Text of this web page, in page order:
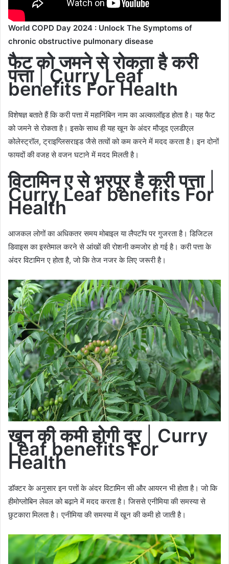
World COPD Day 2024 : Unlock The Symptoms of
chronic obstructive pulmonary disease
फैट को जमने से रोकता है करी
पत्ता|Curry Leaf
benefits For Health
विशेषज्ञ बताते हैं कि करी पत्ता में महानिंबिन नाम का अल्कालॉइड होता है। यह फैट
को जमने से रोकता है। इसके साथ ही यह खून के अंदर मौजूद एलडीएल
कोलेस्ट्रॉल, ट्राइग्लिसराइड जैसे तत्वों को कम करने में मदद करता है। इन दोनों
फायदों की वजह से वजन घटाने में मदद मिलती है।
विटामिन ए से भरपूर है करी पत्ता|
Curry Leaf benefits For
Health
आजकल लोगों का अधिकतर समय मोबाइल या लैपटॉप पर गुजरता है। डिजिटल
डिवाइस का इस्तेमाल करने से आंखों की रोशनी कमजोर हो गई है। करी पत्ता के
अंदर विटामिन ए होता है, जो कि तेज नजर के लिए जरूरी है।
खून की कमी होगी दूर| Curry
Leaf benefits For
Health
डॉक्टर के अनुसार इन पत्तों के अंदर विटामिन सी और आयरन भी होता है। जो कि
हीमोग्लोबिन लेवल को बढ़ाने में मदद करता है। जिससे एनीमिया की समस्या से
छुटकारा मिलता है। एनीमिया की समस्या में खून की कमी हो जाती है।